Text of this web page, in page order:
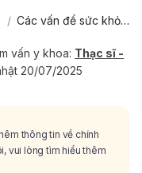
Các vấn đề sức khỏe trẻ em khác
vấn y khoa: Thạc sĩ -
20/07/2025
thông tin về chính
vui lòng tìm hiểu thêm